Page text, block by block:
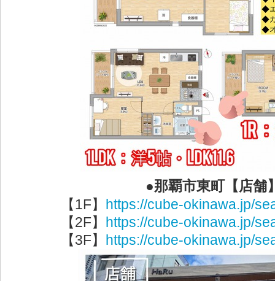
●那覇市東町【店舗
【1F】 https://cube-okinawa.jp/
【2F】 https://cube-okinawa.jp/
【3F】 https://cube-okinawa.jp/